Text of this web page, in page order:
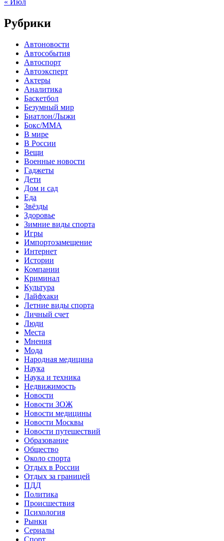
Рубрики
Автоновости
Автособытия
Автоспорт
Автоэксперт
Актеры
Аналитика
Баскетбол
Безумный мир
Биатлон/Лыжи
Бокс/MMA
В мире
В России
Вещи
Военные новости
Гаджеты
Дети
Дом и сад
Еда
Звёзды
Здоровье
Зимние виды спорта
Игры
Импортозамещение
Интернет
Истории
Компании
Криминал
Культура
Лайфхаки
Летние виды спорта
Личный счет
Люди
Места
Мнения
Мода
Народная медицина
Наука
Наука и техника
Недвижимость
Новости
Новости ЗОЖ
Новости медицины
Новости Москвы
Новости путешествий
Образование
Общество
Около спорта
Отдых в России
Отдых за границей
ПДД
Политика
Происшествия
Психология
Рынки
Сериалы
Спорт